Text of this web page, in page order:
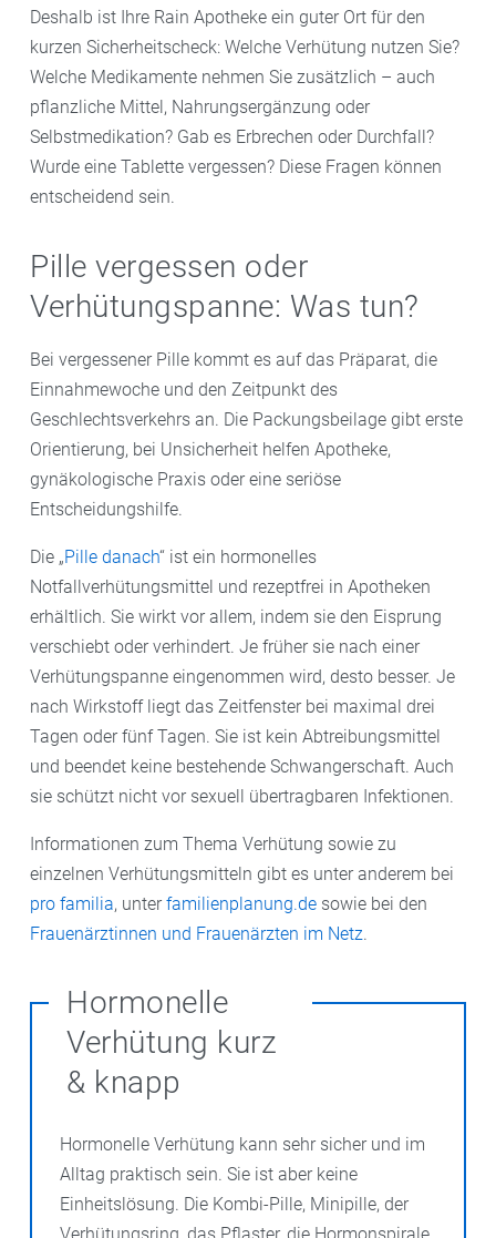
Deshalb ist Ihre Rain Apotheke ein guter Ort für den
kurzen Sicherheitscheck: Welche Verhütung nutzen Sie?
Welche Medikamente nehmen Sie zusätzlich – auch
pflanzliche Mittel, Nahrungsergänzung oder
Selbstmedikation? Gab es Erbrechen oder Durchfall?
Wurde eine Tablette vergessen? Diese Fragen können
entscheidend sein.
Pille vergessen oder
Verhütungspanne: Was tun?
Bei vergessener Pille kommt es auf das Präparat, die
Einnahmewoche und den Zeitpunkt des
Geschlechtsverkehrs an. Die Packungsbeilage gibt erste
Orientierung, bei Unsicherheit helfen Apotheke,
gynäkologische Praxis oder eine seriöse
Entscheidungshilfe.
Die „Pille danach“ ist ein hormonelles
Notfallverhütungsmittel und rezeptfrei in Apotheken
erhältlich. Sie wirkt vor allem, indem sie den Eisprung
verschiebt oder verhindert. Je früher sie nach einer
Verhütungspanne eingenommen wird, desto besser. Je
nach Wirkstoff liegt das Zeitfenster bei maximal drei
Tagen oder fünf Tagen. Sie ist kein Abtreibungsmittel
und beendet keine bestehende Schwangerschaft. Auch
sie schützt nicht vor sexuell übertragbaren Infektionen.
Informationen zum Thema Verhütung sowie zu
einzelnen Verhütungsmitteln gibt es unter anderem bei
pro familia, unter familienplanung.de sowie bei den
Frauenärztinnen und Frauenärzten im Netz.
Hormonelle
Verhütung kurz
& knapp
Hormonelle Verhütung kann sehr sicher und im
Alltag praktisch sein. Sie ist aber keine
Einheitslösung. Die Kombi-Pille, Minipille, der